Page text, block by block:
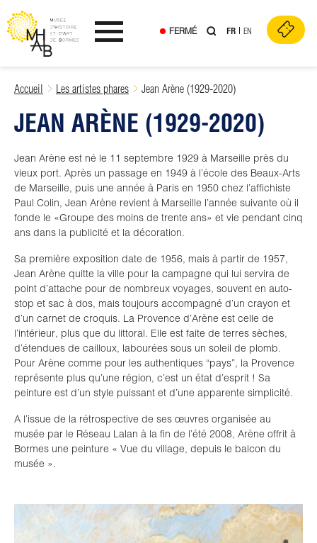
Skip
content
Ouvrir le menu
FERMÉ FR EN
Accueil Les artistes phares Jean Arène (1929-2020)
JEAN ARÈNE (1929-2020)
Jean Arène est né le 11 septembre 1929 à Marseille près du
vieux port. Après un passage en 1949 à l’école des Beaux-Arts
de Marseille, puis une année à Paris en 1950 chez l’affichiste
Paul Colin, Jean Arène revient à Marseille l’année suivante où il
fonde le «Groupe des moins de trente ans» et vie pendant cinq
ans dans la publicité et la décoration.
Sa première exposition date de 1956, mais à partir de 1957,
Jean Arène quitte la ville pour la campagne qui lui servira de
point d’attache pour de nombreux voyages, souvent en auto-
stop et sac à dos, mais toujours accompagné d’un crayon et
d’un carnet de croquis. La Provence d’Arène est celle de
l’intérieur, plus que du littoral. Elle est faite de terres sèches,
d’étendues de cailloux, labourées sous un soleil de plomb.
Pour Arène comme pour les authentiques “pays”, la Provence
représente plus qu’une région, c’est un état d’esprit ! Sa
peinture est d’un style puissant et d’une apparente simplicité.
A l’issue de la rétrospective de ses œuvres organisée au
musée par le Réseau Lalan à la fin de l’été 2008, Arène offrit à
Bormes une peinture « Vue du village, depuis le balcon du
musée ».